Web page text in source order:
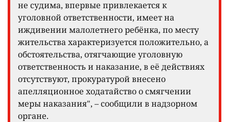
не судима, впервые привлекается к
уголовной ответственности, имеет на
иждивении малолетнего ребёнка, по месту
жительства характеризуется положительно, а
обстоятельства, отягчающие уголовную
ответственность и наказание, в её действиях
отсутствуют, прокуратурой внесено
апелляционное ходатайство о смягчении
меры наказания", – сообщили в надзорном
органе.